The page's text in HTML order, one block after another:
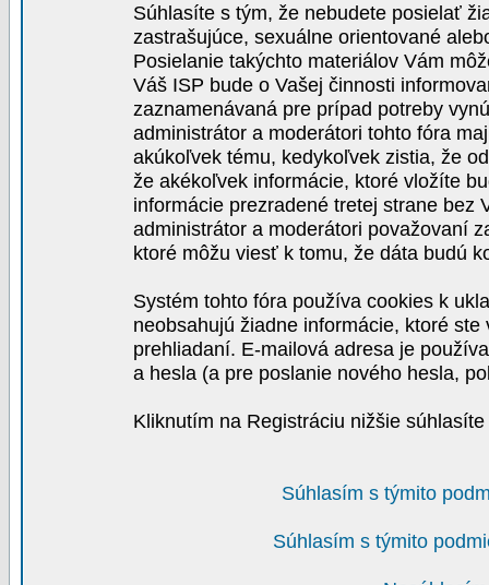
Súhlasíte s tým, že nebudete posielať
zastrašujúce, sexuálne orientované
Posielanie takýchto materiálov Vám
Váš ISP bude o Vašej činnosti
zaznamenávaná pre prípad potreby
administrátor a moderátori tohto fóra
akúkoľvek tému, kedykoľvek zistia, že
že akékoľvek informácie, ktoré vložíte
informácie prezradené tretej strane bez
administrátor a moderátori považovaní
ktoré môžu viesť k tomu, že dáta budú
Systém tohto fóra používa cookies k
neobsahujú žiadne informácie, ktoré
prehliadaní. E-mailová adresa je
a hesla (a pre poslanie nového hesla,
Kliknutím na Registráciu nižšie
Súhlasím s týmito
Súhlasím s týmito